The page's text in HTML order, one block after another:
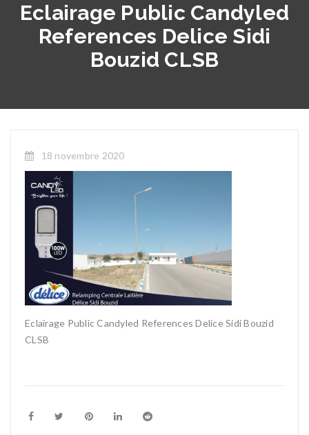
Eclairage Public Candyled
References Delice Sidi
Bouzid CLSB
18 novembre 2020
Eclairage Public Candyled References Delice Sidi Bouzid
CLSB